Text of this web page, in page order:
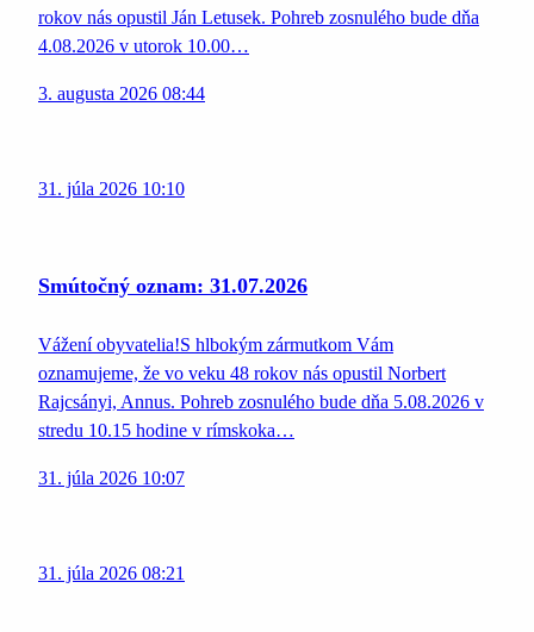
rokov nás opustil Ján Letusek. Pohreb zosnulého bude dňa
4.08.2026 v utorok 10.00…
3. augusta 2026 08:44
31. júla 2026 10:10
Smútočný oznam: 31.07.2026
Vážení obyvatelia!S hlbokým zármutkom Vám
oznamujeme, že vo veku 48 rokov nás opustil Norbert
Rajcsányi, Annus. Pohreb zosnulého bude dňa 5.08.2026 v
stredu 10.15 hodine v rímskoka…
31. júla 2026 10:07
31. júla 2026 08:21